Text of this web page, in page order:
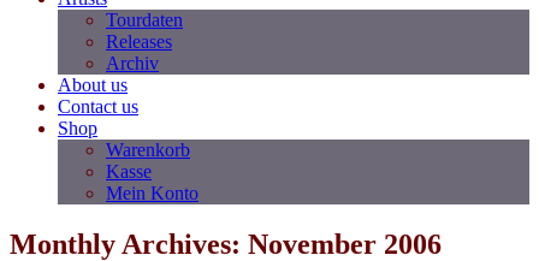
Tourdaten
Releases
Archiv
About us
Contact us
Shop
Warenkorb
Kasse
Mein Konto
Monthly Archives: November 2006